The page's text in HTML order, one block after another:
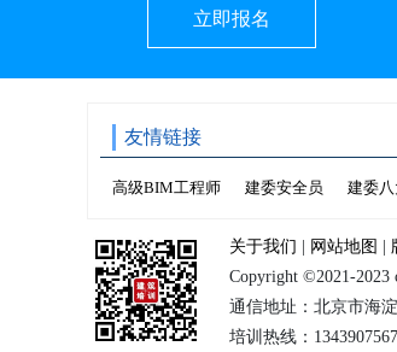
立即报名
友情链接
高级BIM工程师 建委安全员 建委
关于我们 网站地图
Copyright ©2021-2023
通信地址：北京市海
培训热线：